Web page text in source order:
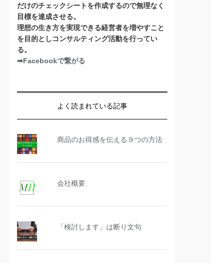
だけのチェックシートを作成するので無理なく
目標を達成させる。
理想の生き方を実現できる経営者を増やすこと
を目的としコンサルティング活動を行ってい
る。
➡Facebookで繋がる
よく読まれている記事
商品のお得感を伝える９つの方法
会社概要
「検討します」は断り文句